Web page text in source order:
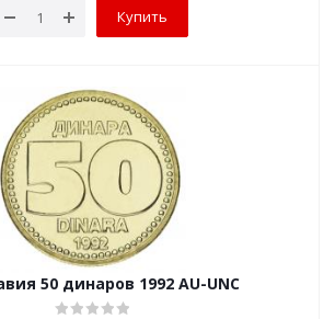
Купить
50 динаров 1992 AU-UNC